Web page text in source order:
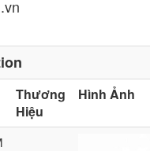
Thương
Hiệu
Hình Ảnh